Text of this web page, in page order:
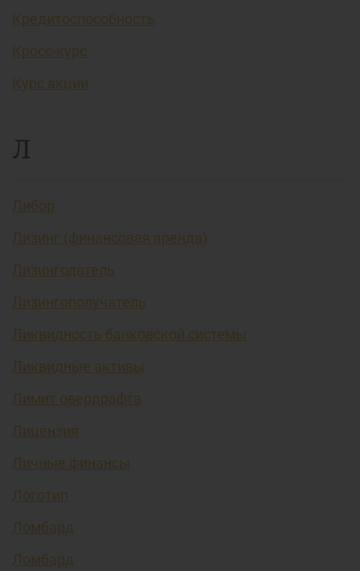
Кредитоспособность
Кросс-курс
Курс акции
Л
Либор
Лизинг (финансовая аренда)
Лизингодатель
Лизингополучатель
Ликвидность банковской системы
Ликвидные активы
Лимит овердрафта
Лицензия
Личные финансы
Логотип
Ломбард
Ломбард